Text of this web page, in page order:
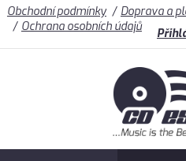
Obchodní podmínky Doprava a
Ochrana osobních údajů